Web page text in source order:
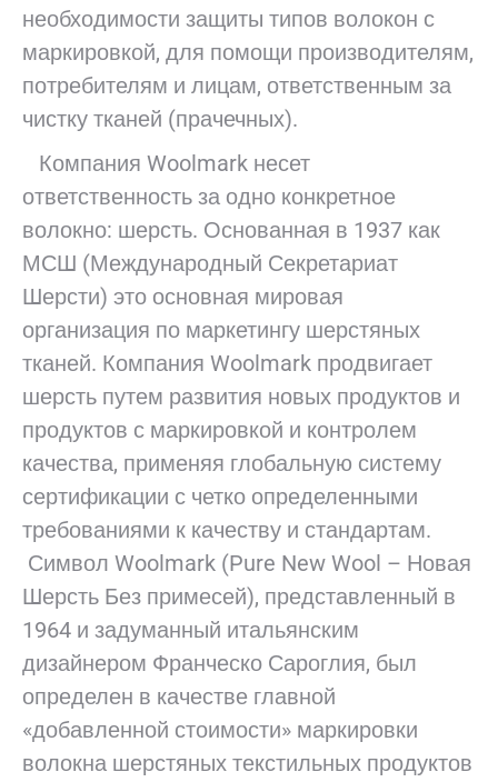
необходимости защиты типов волокон с
маркировкой, для помощи производителям,
потребителям и лицам, ответственным за
чистку тканей (прачечных).
Компания Woolmark несет
ответственность за одно конкретное
волокно: шерсть. Основанная в 1937 как
МСШ (Международный Секретариат
Шерсти) это основная мировая
организация по маркетингу шерстяных
тканей. Компания Woolmark продвигает
шерсть путем развития новых продуктов и
продуктов с маркировкой и контролем
качества, применяя глобальную систему
сертификации с четко определенными
требованиями к качеству и стандартам.
Символ Woolmark (Pure New Wool – Новая
Шерсть Без примесей), представленный в
1964 и задуманный итальянским
дизайнером Франческо Сароглия, был
определен в качестве главной
«добавленной стоимости» маркировки
волокна шерстяных текстильных продуктов